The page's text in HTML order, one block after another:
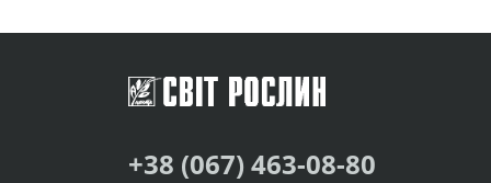
+38 (067) 463-08-80